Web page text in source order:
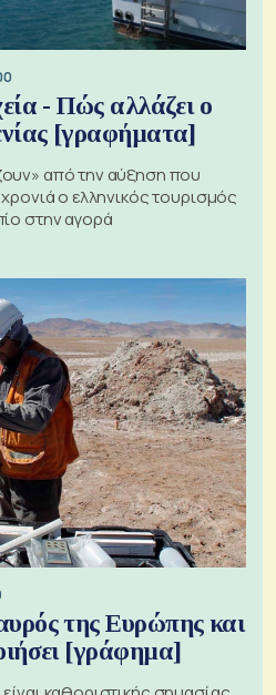
- Πώς αλλάζει ο
[γραφήματα]
από την αύξηση που
ο ελληνικός τουρισμός
στην αγορά
της Ευρώπης και
[γράφημα]